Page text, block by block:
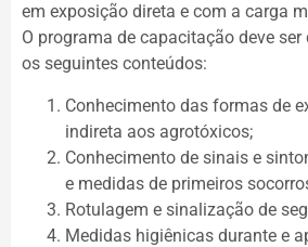
em exposição direta e com a carga
O programa de capacitação deve
os seguintes conteúdos:
Conhecimento das formas de
indireta aos agrotóxicos;
Conhecimento de sinais e
e medidas de primeiros
Rotulagem e sinalização de
Medidas higiênicas durante e